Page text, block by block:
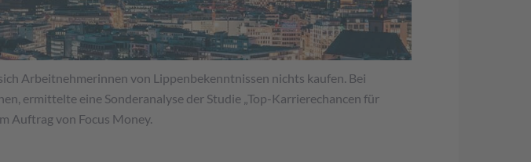
Arbeitnehmerinnen von Lippenbekenntnissen nichts kaufen. Bei
ermittelte eine Sonderanalyse der Studie „Top-Karrierechancen für
Auftrag von Focus Money.